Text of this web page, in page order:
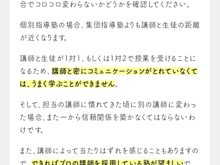
合でコロコロ変わらないかどうかを確認してください。
個別指導塾の場合、集団指導塾よりも講師と生徒の距離
が近くなります。
講師と生徒が1対1、もしくは1対2で授業を受けることに
なるため、 講師と密にコミュニケーションがとれていなくて
は、うまく学ぶことができません。
そして、担当の講師に慣れてきた頃に別の講師に変わっ
た場合、また一から信頼関係を築かなくてはならないわ
けです。
また、講師によって当たりはずれを感じることもありますの
で、 できればプロの講師を採用している塾が望ましいで